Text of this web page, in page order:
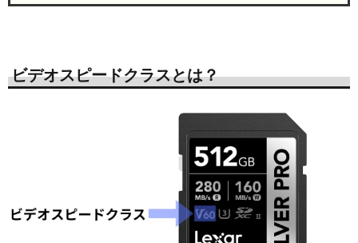
ビデオスピードクラスとは？